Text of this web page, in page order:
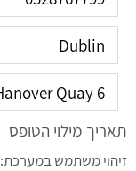
תאריך מילוי הטופס
זיהוי משתמש במערכת: